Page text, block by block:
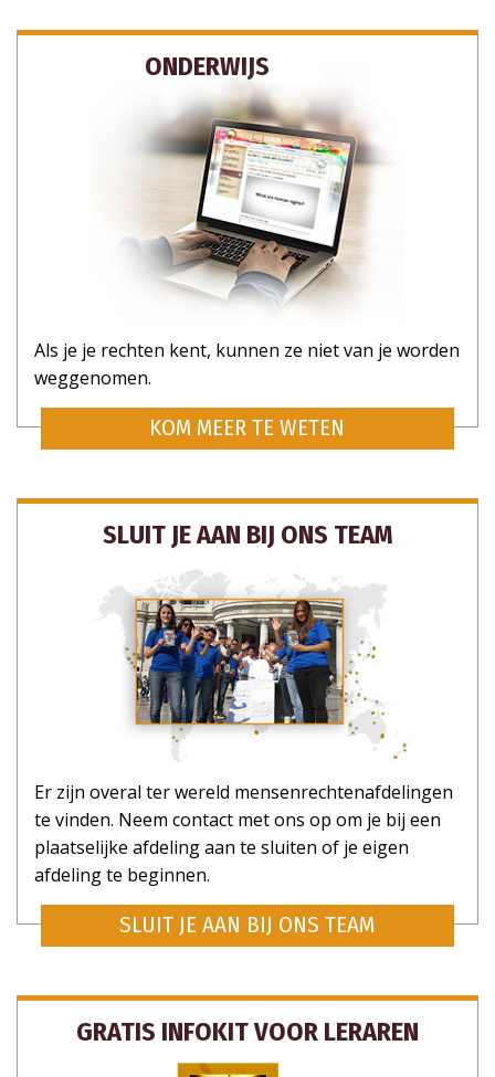
ABONNEER JE OP UPDATES EN MANIEREN
OM TE HELPEN
ONDERWIJS
Als je je rechten kent, kunnen ze niet van je worden
weggenomen.
KOM MEER TE WETEN
SLUIT JE AAN BIJ ONS TEAM
Er zijn overal ter wereld mensenrechtenafdelingen
te vinden. Neem contact met ons op om je bij een
plaatselijke afdeling aan te sluiten of je eigen
afdeling te beginnen.
SLUIT JE AAN BIJ ONS TEAM
GRATIS INFOKIT VOOR LERAREN